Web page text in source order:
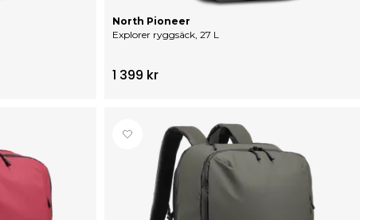
Explorer ryggsäck, 27 L
North Pioneer
1 399 kr